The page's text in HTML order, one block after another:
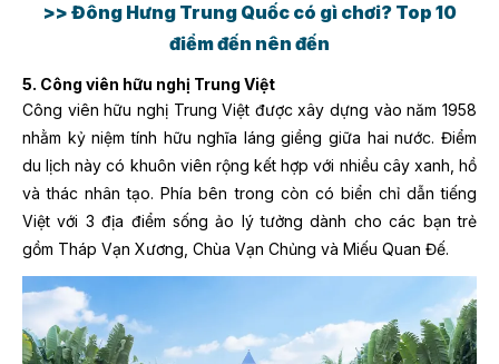
>> Đông Hưng Trung Quốc có gì chơi? Top 10
điểm đến nên đến
5. Công viên hữu nghị Trung Việt
Công viên hữu nghị Trung Việt được xây dựng vào năm 1958
nhằm kỷ niệm tính hữu nghĩa láng giềng giữa hai nước. Điểm
du lịch này có khuôn viên rộng kết hợp với nhiều cây xanh, hồ
và thác nhân tạo. Phía bên trong còn có biển chỉ dẫn tiếng
Việt với 3 địa điểm sống ảo lý tưởng dành cho các bạn trẻ
gồm Tháp Vạn Xương, Chùa Vạn Chủng và Miếu Quan Đế.